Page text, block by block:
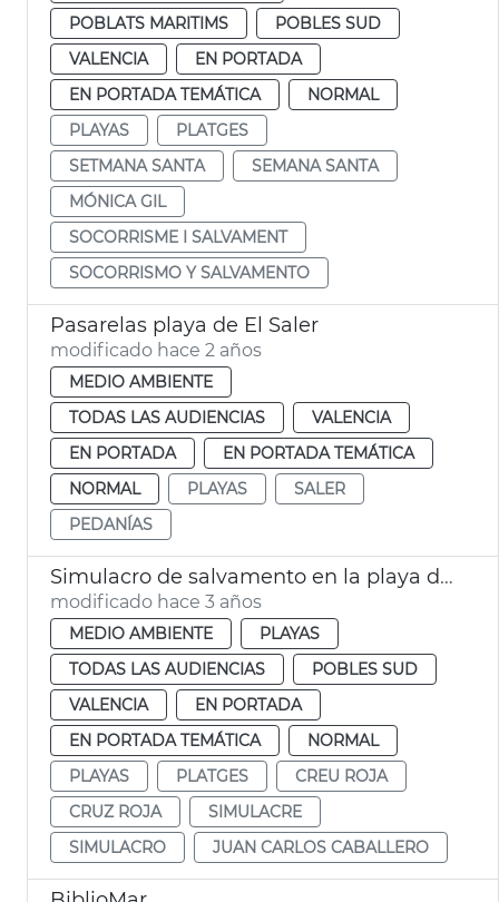
POBLATS MARITIMS
POBLES SUD
VALENCIA
EN PORTADA
EN PORTADA TEMÁTICA
NORMAL
PLAYAS
PLATGES
SETMANA SANTA
SEMANA SANTA
MÓNICA GIL
SOCORRISME I SALVAMENT
SOCORRISMO Y SALVAMENTO
Pasarelas playa de El Saler
modificado hace 2 años
MEDIO AMBIENTE
TODAS LAS AUDIENCIAS
VALENCIA
EN PORTADA
EN PORTADA TEMÁTICA
NORMAL
PLAYAS
SALER
PEDANÍAS
Simulacro de salvamento en la playa del Perellonet
modificado hace 3 años
MEDIO AMBIENTE
PLAYAS
TODAS LAS AUDIENCIAS
POBLES SUD
VALENCIA
EN PORTADA
EN PORTADA TEMÁTICA
NORMAL
PLAYAS
PLATGES
CREU ROJA
CRUZ ROJA
SIMULACRE
SIMULACRO
JUAN CARLOS CABALLERO